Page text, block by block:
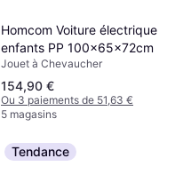
Homcom Voiture électrique
enfants PP 100x65x72cm
Jouet à Chevaucher
154,90 €
Ou 3 paiements de 51,63 €
5 magasins
Tendance